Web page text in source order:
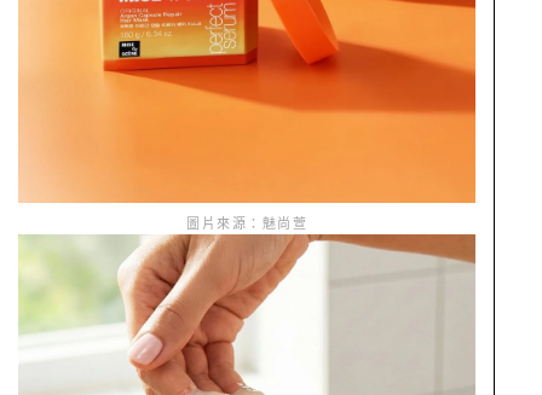
圖片來源：魅尚萱